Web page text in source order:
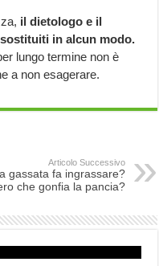
il dietologo e il
in alcun modo.
lungo termine non è
a non esagerare.
Articolo Successivo
gassata fa ingrassare?
che gonfia la pancia?